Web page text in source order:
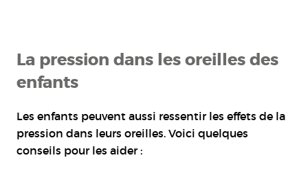
La pression dans les oreilles des
enfants
Les enfants peuvent aussi ressentir les effets de la
pression dans leurs oreilles. Voici quelques
conseils pour les aider :